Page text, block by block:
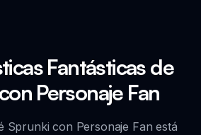
Fantásticas de
Personaje Fan
Sprunki con Personaje Fan está